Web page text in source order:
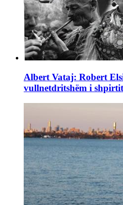
Albert Vataj: Robert
vullnetdritshëm i